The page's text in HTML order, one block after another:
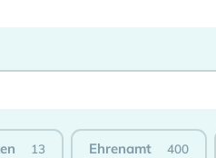
13 Ehrenamt 400